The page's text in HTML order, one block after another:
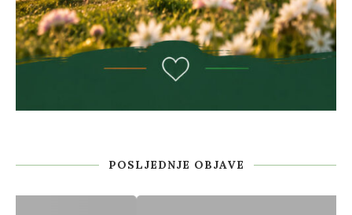
POSLJEDNJE OBJAVE